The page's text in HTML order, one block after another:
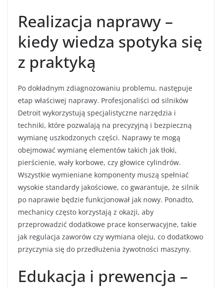
Realizacja naprawy –
kiedy wiedza spotyka się
z praktyką
Po dokładnym zdiagnozowaniu problemu, następuje
etap właściwej naprawy. Profesjonaliści od silników
Detroit wykorzystują specjalistyczne narzędzia i
techniki, które pozwalają na precyzyjną i bezpieczną
wymianę uszkodzonych części. Naprawy te mogą
obejmować wymianę elementów takich jak tłoki,
pierścienie, wały korbowe, czy głowice cylindrów.
Wszystkie wymieniane komponenty muszą spełniać
wysokie standardy jakościowe, co gwarantuje, że silnik
po naprawie będzie funkcjonował jak nowy. Ponadto,
mechanicy często korzystają z okazji, aby
przeprowadzić dodatkowe prace konserwacyjne, takie
jak regulacja zaworów czy wymiana oleju, co dodatkowo
przyczynia się do przedłużenia żywotności maszyny.
Edukacja i prewencja –